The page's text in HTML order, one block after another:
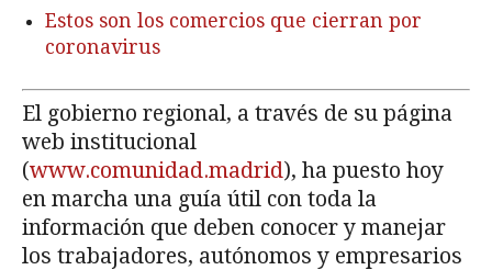
Estos son los comercios que cierran por
coronavirus
El gobierno regional, a través de su página
web institucional
(www.comunidad.madrid), ha puesto hoy
en marcha una guía útil con toda la
información que deben conocer y manejar
los trabajadores, autónomos y empresarios